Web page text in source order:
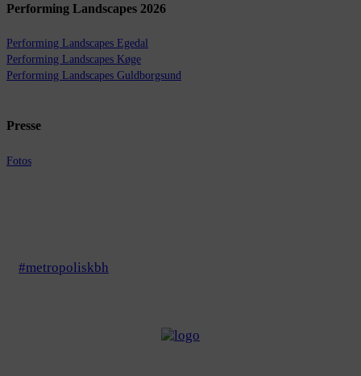
Performing Landscapes 2026
Performing Landscapes Egedal
Performing Landscapes Køge
Performing Landscapes Guldborgsund
Presse
Fotos
#metropoliskbh